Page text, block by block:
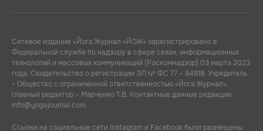
Сетевое издание «Йога Журнал «ЙОЖ» зарегистрировано в
Федеральной службе по надзору в сфере связи, информационных
технологий и массовых коммуникаций (Роскомнадзор) 03 марта 2023
года. Свидетельство о регистрации ЭЛ № ФС 77 – 84818. Учредитель
- Общество с ограниченной ответственностью «Йога Журнал»,
главный редактор – Марченко Т.В. Контактные данные редакции:
info@yogajournal.com.
Ссылки на социальные сети Instagram и Facebook были размещены